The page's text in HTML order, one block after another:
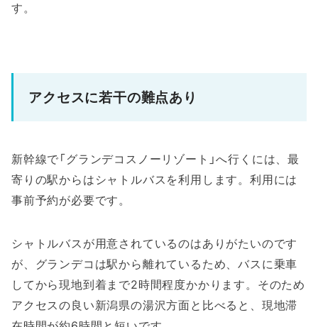
す。
アクセスに若干の難点あり
新幹線で「グランデコスノーリゾート」へ行くには、最
寄りの駅からはシャトルバスを利用します。利用には
事前予約が必要です。
シャトルバスが用意されているのはありがたいのです
が、グランデコは駅から離れているため、バスに乗車
してから現地到着まで2時間程度かかります。そのため
アクセスの良い新潟県の湯沢方面と比べると、現地滞